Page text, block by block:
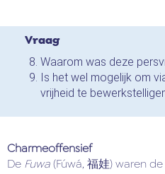
Vraag
Waarom was deze
Is het wel mogelijk om
vrijheid te
Charmeoffensief
De Fuwa(Fúwá, 福娃) waren